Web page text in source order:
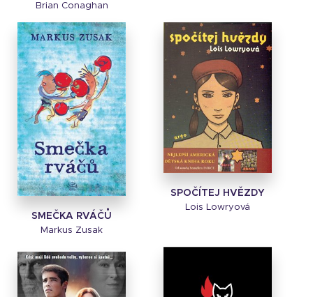
Brian Conaghan
SMEČKA RVÁČŮ
Markus Zusak
SPOČÍTEJ HVĚZDY
Lois Lowryová